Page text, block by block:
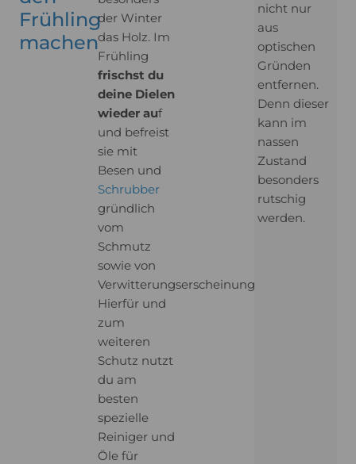
Frühling
machen
der Winter
das Holz. Im
Frühling
frischst du
deine Dielen
wieder auf
und befreist
sie mit
Besen und
Schrubber
gründlich
vom
Schmutz
sowie von
Verwitterungserscheinungen.
Hierfür und
zum
weiteren
Schutz nutzt
du am
besten
spezielle
Reiniger und
Öle für
nicht nur
aus
optischen
Gründen
entfernen.
Denn dieser
kann im
nassen
Zustand
besonders
rutschig
werden.